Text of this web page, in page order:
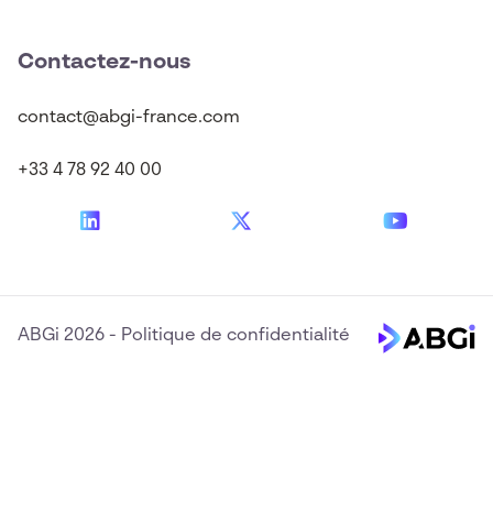
Contactez-nous
contact@abgi-france.com
+33 4 78 92 40 00
ABGi 2026 - Politique de confidentialité